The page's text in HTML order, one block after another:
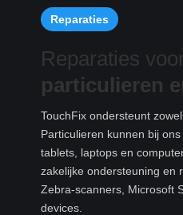
Reparaties
Reparaties
particulieren e
TouchFix ondersteunt
Particulieren kunnen bij
tablets, laptops en
zakelijke ondersteuning en
Zebra-scanners, Microsoft
devices.